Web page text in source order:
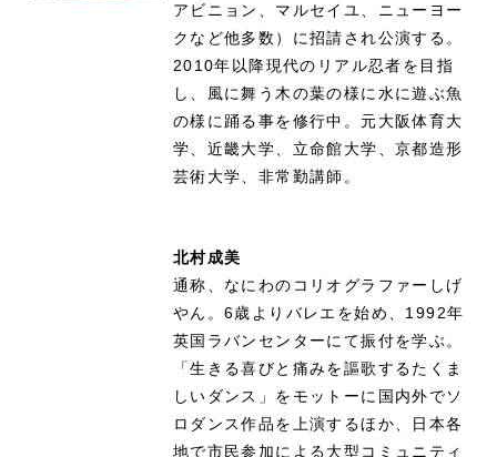
アビニョン、マルセイユ、ニューヨー
クなど他多数）に招請され公演する。
2010年以降現代のリアル忍者を目指
し、風に舞う木の葉の様に水に遊ぶ魚
の様に踊る事を修行中。元大阪体育大
学、近畿大学、立命館大学、京都造形
芸術大学、非常勤講師。
北村成美
通称、なにわのコリオグラファーしげ
やん。6歳よりバレエを始め、1992年
英国ラバンセンターにて振付を学ぶ。
「生きる喜びと痛みを謳歌するたくま
しいダンス」をモットーに国内外でソ
ロダンス作品を上演するほか、日本各
地で市民参加による大型コミュニティ